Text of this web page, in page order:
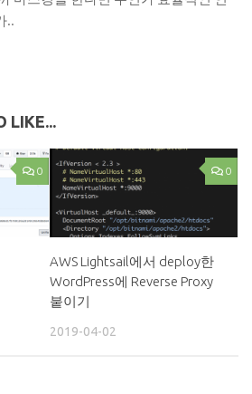
..
LIKE...
0 0
AWS Lightsail에서 deploy한
WordPress에 Reverse Proxy
붙이기
2019-04-02